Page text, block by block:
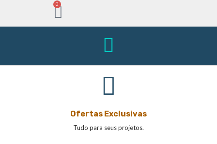
0
Ofertas Exclusivas
Tudo para seus projetos.